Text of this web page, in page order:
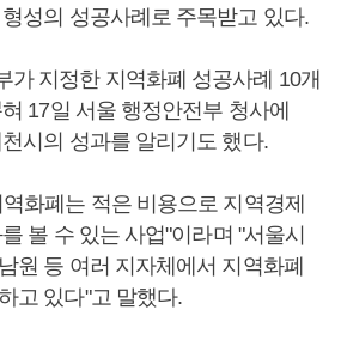
성의 성공사례로 주목받고 있다.
가 지정한 지역화폐 성공사례 10개
17일 서울 행정안전부 청사에
시의 성과를 알리기도 했다.
화폐는 적은 비용으로 지역경제
볼 수 있는 사업"이라며 "서울시
원 등 여러 지자체에서 지역화폐
고 있다"고 말했다.